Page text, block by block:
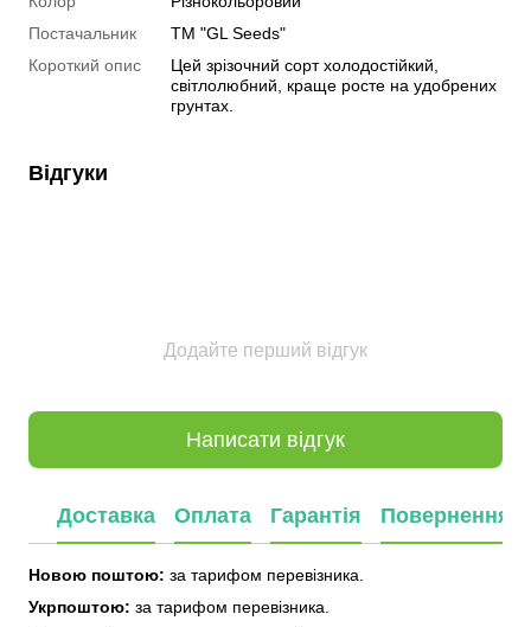
Постачальник
ТМ "GL Seeds"
Короткий опис
Цей зрізочний сорт холодостійкий,
світлолюбний, краще росте на удобрених
грунтах.
Відгуки
Додайте перший відгук
Написати відгук
Доставка Оплата Гарантія Повернення
Новою поштою: за тарифом перевізника.
Укрпоштою: за тарифом перевізника.